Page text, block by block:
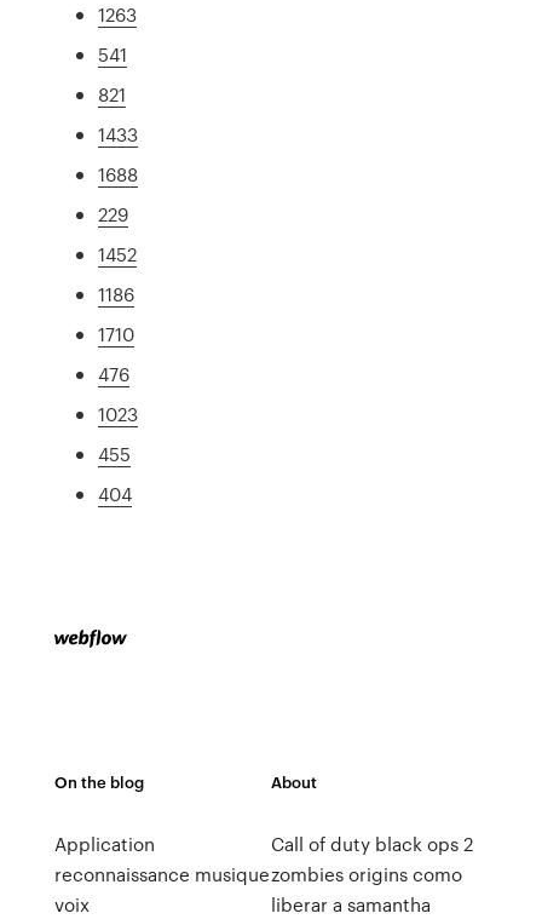
1263
541
821
1433
1688
229
1452
1186
1710
476
1023
455
404
On the blog
Application
reconnaissance musique
voix
About
Call of duty black ops 2
zombies origins como
liberar a samantha